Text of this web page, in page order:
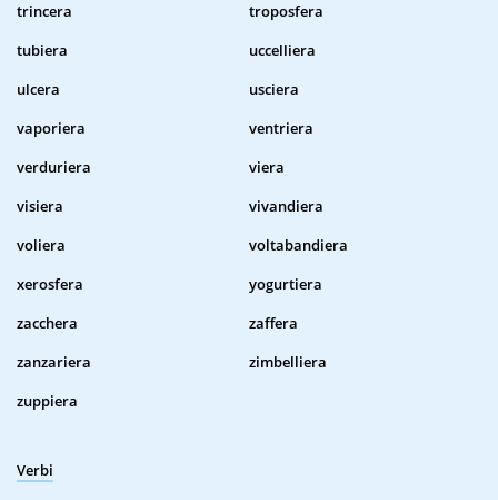
trincera
troposfera
tubiera
uccelliera
ulcera
usciera
vaporiera
ventriera
verduriera
viera
visiera
vivandiera
voliera
voltabandiera
xerosfera
yogurtiera
zacchera
zaffera
zanzariera
zimbelliera
zuppiera
Verbi